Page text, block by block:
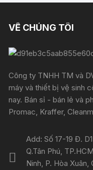
VỀ CHÚNG TÔI
Công ty TNHH TM và
máy và thiết bị vệ sinh
nay. Bán sỉ - bán lẻ và
Promac, Kraffer,
Add: Số 17-19 Đ.
Q.Tân Phú,
Ninh, P. Hòa